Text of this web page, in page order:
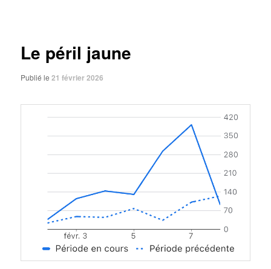
Le péril jaune
Publié le21 février 2026